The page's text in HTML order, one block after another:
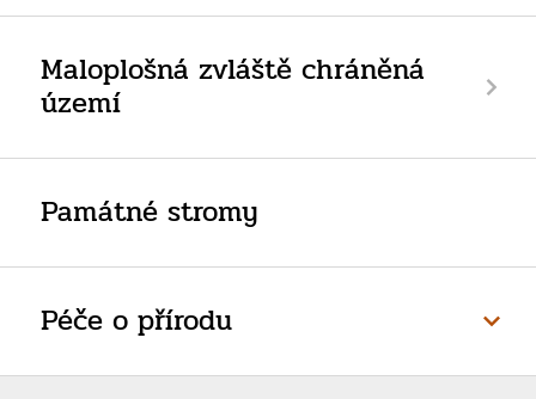
Maloplošná zvláště chráněná
území
Památné stromy
Péče o přírodu